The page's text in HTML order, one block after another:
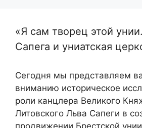
«Я сам творец этой
Сапега и униатская
Сегодня мы представляем
вниманию историческое
роли канцлера Великого
Литовского Льва Сапеги в